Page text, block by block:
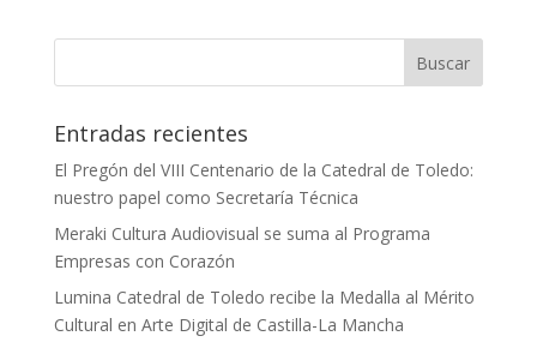
Entradas recientes
El Pregón del VIII Centenario de la Catedral de Toledo:
nuestro papel como Secretaría Técnica
Meraki Cultura Audiovisual se suma al Programa
Empresas con Corazón
Lumina Catedral de Toledo recibe la Medalla al Mérito
Cultural en Arte Digital de Castilla-La Mancha